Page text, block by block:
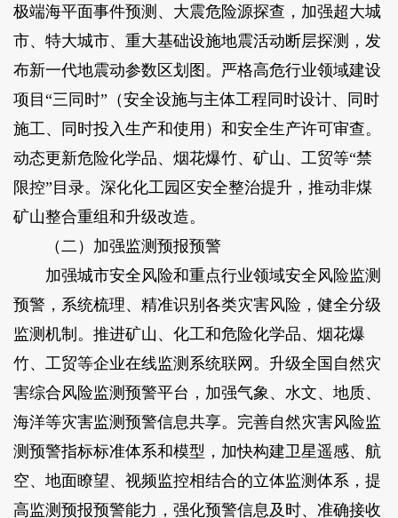
极端海平面事件预测、大震危险源探查，加强超大城
市、特大城市、重大基础设施地震活动断层探测，发
布新一代地震动参数区划图。严格高危行业领域建设
项目“三同时”（安全设施与主体工程同时设计、同时
施工、同时投入生产和使用）和安全生产许可审查。
动态更新危险化学品、烟花爆竹、矿山、工贸等“禁
限控”目录。深化化工园区安全整治提升，推动非煤
矿山整合重组和升级改造。
（二）加强监测预报预警
加强城市安全风险和重点行业领域安全风险监测
预警，系统梳理、精准识别各类灾害风险，健全分级
监测机制。推进矿山、化工和危险化学品、烟花爆
竹、工贸等企业在线监测系统联网。升级全国自然灾
害综合风险监测预警平台，加强气象、水文、地质、
海洋等灾害监测预警信息共享。完善自然灾害风险监
测预警指标标准体系和模型，加快构建卫星遥感、航
空、地面瞭望、视频监控相结合的立体监测体系，提
高监测预报预警能力，强化预警信息及时、准确接收